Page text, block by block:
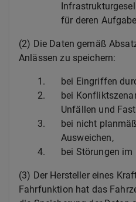
für deren
(2) Die Daten gemäß
Anlässen zu speichern:
1.
bei Eingriffen
2.
bei
Unfällen und
3.
bei nicht
Ausweichen,
4.
bei Störungen
(3) Der Hersteller eines
Fahrfunktion hat das